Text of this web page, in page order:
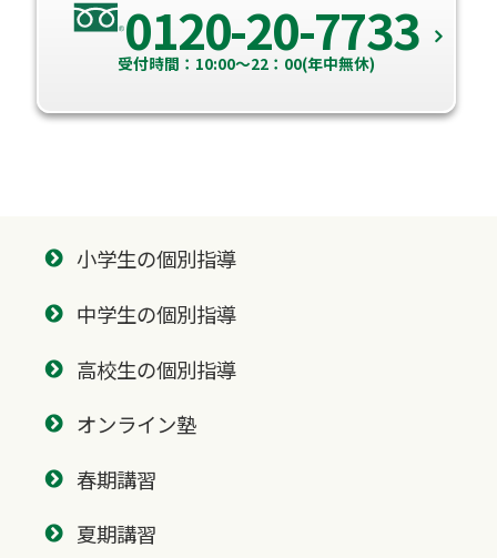
0120-20-7733
受付時間：10:00～22：00(年中無休)
小学生の個別指導
中学生の個別指導
高校生の個別指導
オンライン塾
春期講習
夏期講習